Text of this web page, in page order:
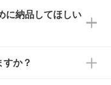
委員会や個人様
同様の条件でご
添付でお送りし
関する備考欄』
ら約2週間～2
に納品してほしい
問い合わせ・お
か？